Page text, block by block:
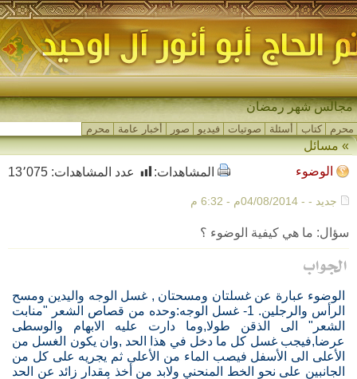
مجالس شهر رمضان
محرم كتاب أسئلة صوتيات فيديو صور أخبار عامة محرم
»مسائل
المشاهدات:
عدد المشاهدات: 13٬075 الوضوء
جديد - - 04/08/2014م - 6:32 م
سؤال: ما هي كيفية الوضوء ؟
الوضوء عبارة عن غسلتان ومسحتان , غسل الوجه واليدين ومسح
الرأس والرجلين. 1- غسل الوجه:وحده من قصاص الشعر "منابت
الشعر" الى الذقن طولا,وما دارت عليه الابهام والوسطى
عرضا,فيجب غسل كل ما دخل في هذا الحد ,وان يكون الغسل من
الأعلى الى الأسفل فيصب الماء من الأعلى ثم يجريه على كل من
الجانبين على نحو الخط المنحني ولابد من أخذ مقدار زائد عن الحد